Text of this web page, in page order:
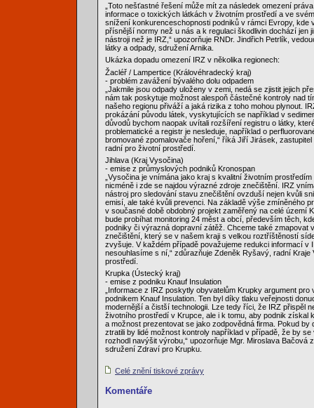
„Toto nešťastné řešení může mít za následek omezení
informace o toxických látkách v životním prostředí a ve
snížení konkurenceschopnosti podniků v rámci Evropy, kde
přísnější normy než u nás a k regulaci škodlivin dochází jen
nástroji než je IRZ,“ upozorňuje RNDr. Jindřich Petrlík,
látky a odpady, sdružení Arnika.
Ukázka dopadu omezení IRZ v několika regionech:
Žacléř / Lampertice (Královéhradecký kraj)
- problém zavážení bývalého dolu odpadem
„Jakmile jsou odpady uloženy v zemi, nedá se zjistit jejich
nám tak poskytuje možnost alespoň částečné kontroly nad
našeho regionu přiváží a jaká rizika z toho mohou plynout.
prokázání původu látek, vyskytujících se například v
důvodů bychom naopak uvítali rozšíření registru o látky,
problematické a registr je nesleduje, například o
bromované zpomalovače hoření,“ říká Jiří Jirásek,
radní pro životní prostředí.
Jihlava (Kraj Vysočina)
- emise z průmyslových podniků Kronospan
„Vysočina je vnímána jako kraj s kvalitní životním
nicméně i zde se najdou výrazné zdroje znečištění. IRZ
nástroj pro sledování stavu znečištění ovzduší nejen kvůli
emisí, ale také kvůli prevenci. Na základě výše zmíněného
v současné době obdobný projekt zaměřený na celé území
bude probíhat monitoring 24 měst a obcí, především těch,
podniky či výrazná dopravní zátěž. Chceme také zmapovat
znečištění, který se v našem kraji s velkou roztříštěností
zvyšuje. V každém případě považujeme redukci informací v
nesouhlasíme s ní,“ zdůrazňuje Zdeněk Ryšavý, radní Kraje
prostředí.
Krupka (Ústecký kraj)
- emise z podniku Knauf Insulation
„Informace z IRZ poskytly obyvatelům Krupky argument pro
podnikem Knauf Insulation. Ten byl díky tlaku veřejnosti
modernější a čistší technologii. Lze tedy říci, že IRZ přispěl
životního prostředí v Krupce, ale i k tomu, aby podnik získal
a možnost prezentovat se jako zodpovědná firma. Pokud by
ztratili by lidé možnost kontroly například v případě, že by se
rozhodl navýšit výrobu,“ upozorňuje Mgr. Miroslava Bačová
sdružení Zdraví pro Krupku.
Celé znění tiskové zprávy
Komentáře